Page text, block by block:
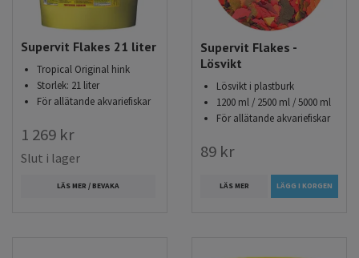
Supervit Flakes 21 liter
Tropical Original hink
Storlek: 21 liter
För allätande akvariefiskar
1 269 kr
Slut i lager
LÄS MER / BEVAKA
Supervit Flakes -
Lösvikt
Lösvikt i plastburk
1200 ml / 2500 ml / 5000 ml
För allätande akvariefiskar
89 kr
LÄS MER LÄGG I KORGEN